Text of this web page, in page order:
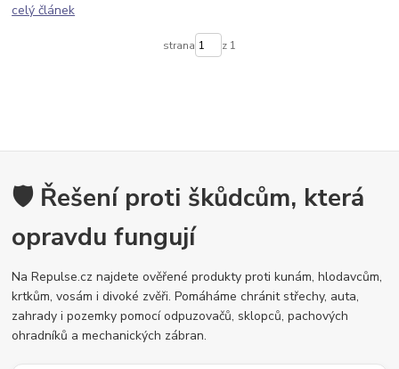
celý článek
strana z 1
🛡️ Řešení proti škůdcům, která
opravdu fungují
Na Repulse.cz najdete ověřené produkty proti kunám, hlodavcům,
krtkům, vosám i divoké zvěři. Pomáháme chránit střechy, auta,
zahrady i pozemky pomocí odpuzovačů, sklopců, pachových
ohradníků a mechanických zábran.